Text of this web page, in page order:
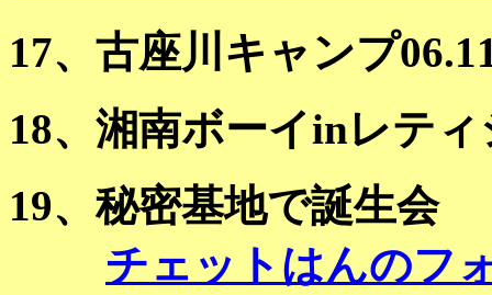
17、古座川キャンプ
18、湘南ボーイinレティ
19、秘密基地で誕生会
チェットはんのフ